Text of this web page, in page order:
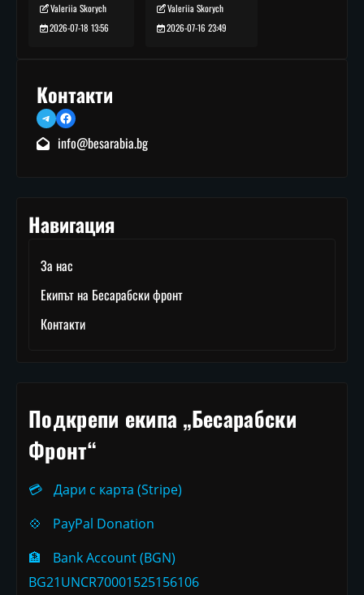
Valeriia Skorych
2026-07-18 13:56
Valeriia Skorych
2026-07-16 23:49
Контакти
TelegramFacebook
info@besarabia.bg
Навигация
За нас
Екипът на Бесарабски фронт
Контакти
Подкрепи екипа „Бесарабски
Фронт“
💳
Дари с карта (Stripe)
💠
PayPal Donation
🏦
Bank Account (BGN)
BG21UNCR70001525156106